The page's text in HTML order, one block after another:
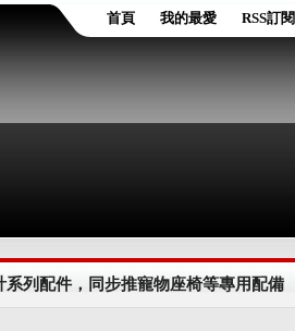
首頁 我的最愛 RSS訂閱
列配件，同步推寵物座椅等專用配備